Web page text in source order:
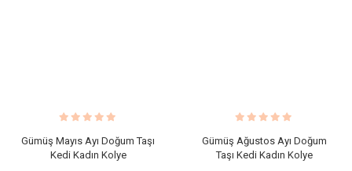
Gümüş Mayıs Ayı Doğum Taşı
Kedi Kadın Kolye
Gümüş Ağustos Ayı Doğum
Taşı Kedi Kadın Kolye